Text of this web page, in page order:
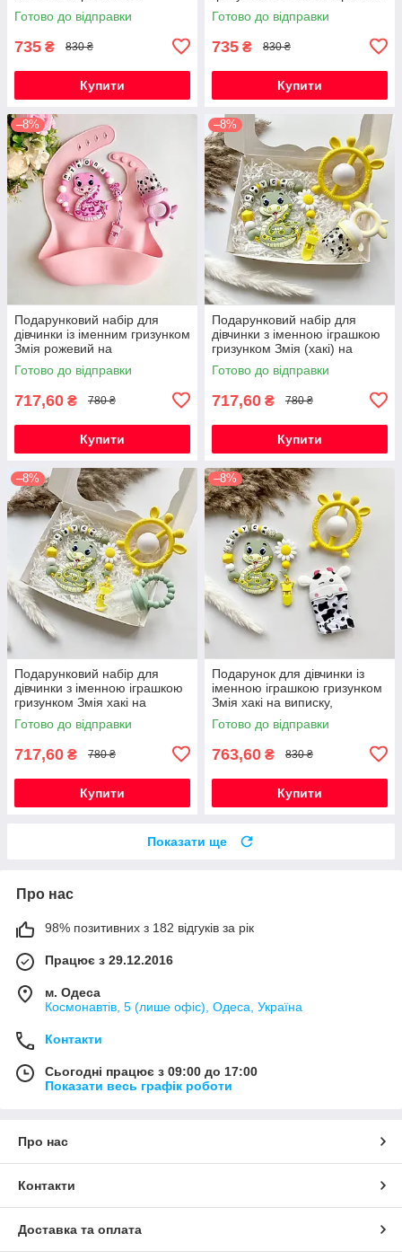
Новорічні свята
Готово до відправки
735 ₴ 830 ₴
Купити
на Новорічні свята
Готово до відправки
735 ₴ 830 ₴
Купити
–8%
Подарунковий набір для
дівчинки із іменним гризунком
Змія рожевий на
народження, хрестини,
виписку, півроку
Готово до відправки
717,60 ₴ 780 ₴
Купити
–8%
Подарунковий набір для
дівчинки з іменною іграшкою
гризунком Змія (хакі) на
виписку, хрестини, півроку
Готово до відправки
717,60 ₴ 780 ₴
Купити
–8%
Подарунковий набір для
дівчинки з іменною іграшкою
гризунком Змія хакі на
виписку, хрестини, півроку
Готово до відправки
717,60 ₴ 780 ₴
Купити
–8%
Подарунок для дівчинки із
іменною іграшкою гризунком
Змія хакі на виписку,
хрестини, півроку,
народження
Готово до відправки
763,60 ₴ 830 ₴
Купити
Показати ще
Про нас
98% позитивних з 182 відгуків за рік
Працює з 29.12.2016
м. Одеса
Космонавтів, 5 (лише офіс), Одеса, Україна
Контакти
Сьогодні працює з 09:00 до 17:00
Показати весь графік роботи
Про нас
Контакти
Доставка та оплата